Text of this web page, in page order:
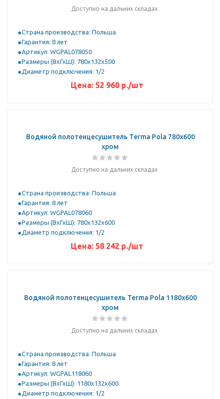
Доступно на дальних складах
Страна производства: Польша
Гарантия: 8 лет
Артикул: WGPAL078050
Размеры (ВхГхШ): 780х132х500
Диаметр подключения: 1/2
Цена: 52 960 р./шт
Водяной полотенцесушитель Terma Pola 780x600
хром
Доступно на дальних складах
Страна производства: Польша
Гарантия: 8 лет
Артикул: WGPAL078060
Размеры (ВхГхШ): 780х132х600
Диаметр подключения: 1/2
Цена: 58 242 р./шт
Водяной полотенцесушитель Terma Pola 1180x600
хром
Доступно на дальних складах
Страна производства: Польша
Гарантия: 8 лет
Артикул: WGPAL118060
Размеры (ВхГхШ): 1180х132х600
Диаметр подключения: 1/2